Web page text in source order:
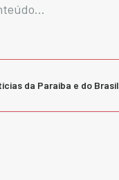
da Paraíba e do Brasil